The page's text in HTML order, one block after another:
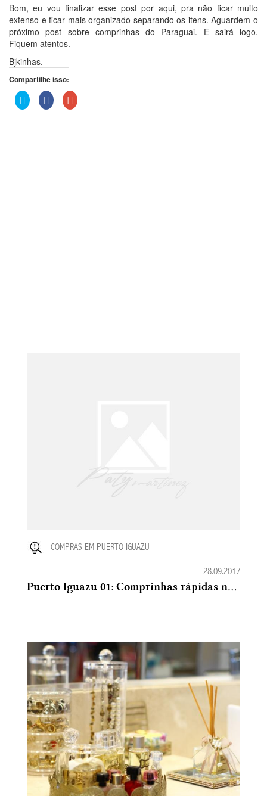
Bom, eu vou finalizar esse post por aqui, pra não ficar muito
extenso e ficar mais organizado separando os itens. Aguardem o
próximo post sobre comprinhas do Paraguai. E sairá logo.
Fiquem atentos.
Bjkinhas.
Compartilhe isso:
Clique
para
compartilhar
Clique
para
compartilhar
Compartilhe
no
COMPRAS EM PUERTO IGUAZU
28.09.2017
Puerto Iguazu 01: Comprinhas rápidas no Duty Free - de perfumes a utilidades domésticas